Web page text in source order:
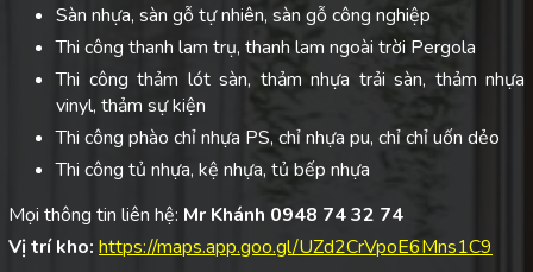
Sàn nhựa, sàn gỗ tự nhiên, sàn gỗ công nghiệp
Thi công thanh lam trụ, thanh lam ngoài trời Pergola
Thi công thảm lót sàn, thảm nhựa trải sàn, thảm nhựa
vinyl, thảm sự kiện
Thi công phào chỉ nhựa PS, chỉ nhựa pu, chỉ chỉ uốn dẻo
Thi công tủ nhựa, kệ nhựa, tủ bếp nhựa
Mọi thông tin liên hệ: Mr Khánh 0948 74 32 74
Vị trí kho: https://maps.app.goo.gl/UZd2CrVpoE6Mns1C9